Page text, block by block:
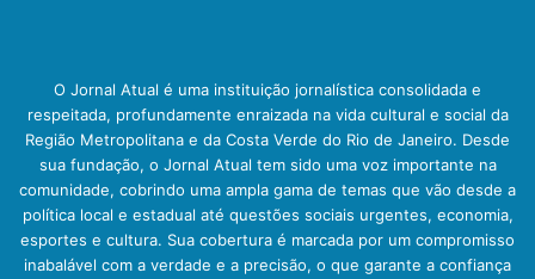
O Jornal Atual é uma instituição jornalística consolidada e
respeitada, profundamente enraizada na vida cultural e social da
Região Metropolitana e da Costa Verde do Rio de Janeiro. Desde
sua fundação, o Jornal Atual tem sido uma voz importante na
comunidade, cobrindo uma ampla gama de temas que vão desde a
política local e estadual até questões sociais urgentes, economia,
esportes e cultura. Sua cobertura é marcada por um compromisso
inabalável com a verdade e a precisão, o que garante a confiança